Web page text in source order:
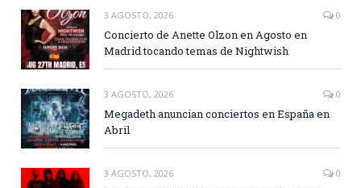
3 AGOSTO, 2026 0
Concierto de Anette Olzon en Agosto en
Madrid tocando temas de Nightwish
3 AGOSTO, 2026 0
Megadeth anuncian conciertos en España en
Abril
3 AGOSTO, 2026 0